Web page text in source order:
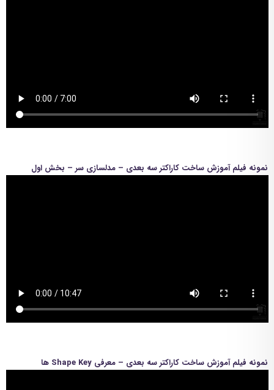
نمونه فیلم آموزش ساخت کاراکتر سه بعدی – مدلسازی سر – بخش اول
نمونه فیلم آموزش ساخت کاراکتر سه بعدی – معرفی Shape Key ها